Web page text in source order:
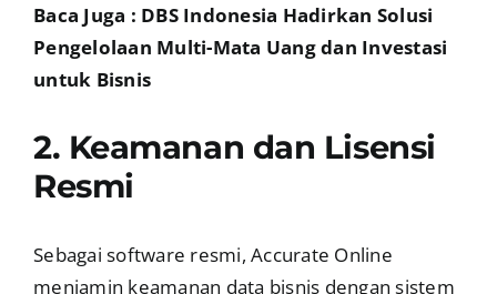
Baca Juga : DBS Indonesia Hadirkan Solusi
Pengelolaan Multi-Mata Uang dan Investasi
untuk Bisnis
2. Keamanan dan Lisensi
Resmi
Sebagai software resmi, Accurate Online
menjamin keamanan data bisnis dengan sistem